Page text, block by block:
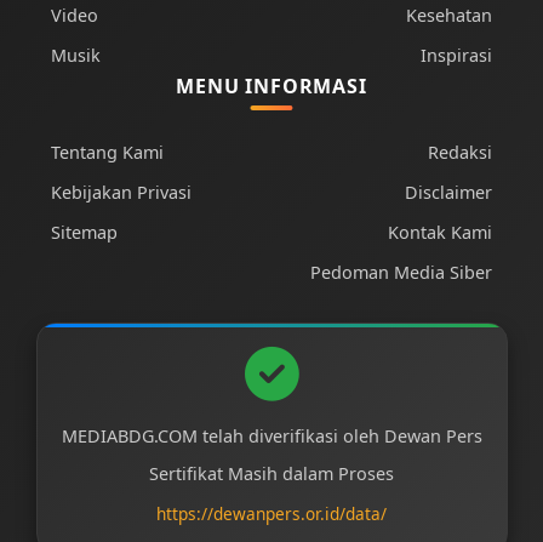
Video
Musik
Kesehatan
Inspirasi
MENU INFORMASI
Tentang Kami
Kebijakan Privasi
Sitemap
Redaksi
Disclaimer
Kontak Kami
Pedoman Media Siber
MEDIABDG.COM telah diverifikasi oleh Dewan Pers
Sertifikat Masih dalam Proses
https://dewanpers.or.id/data/